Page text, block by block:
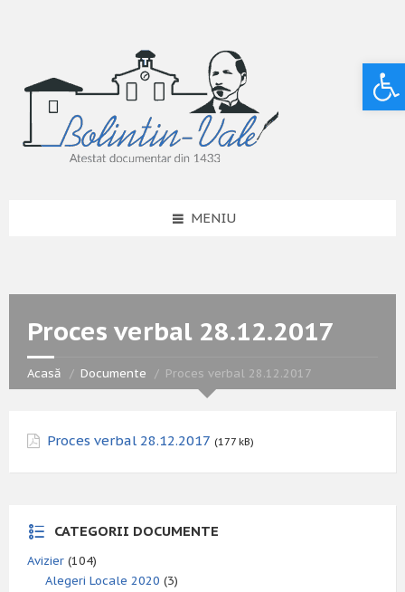
MENIU
Proces verbal 28.12.2017
Acasă Documente Proces verbal 28.12.2017
Proces verbal 28.12.2017 (177 kB)
CATEGORII DOCUMENTE
Avizier (104)
Alegeri Locale 2020 (3)
Deschide bara de unelte